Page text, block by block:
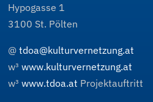
Hypogasse 1
3100 St. Pölten
@tdoa@kulturvernetzung.at
w³www.kulturvernetzung.at
w³www.tdoa.at Projektauftritt